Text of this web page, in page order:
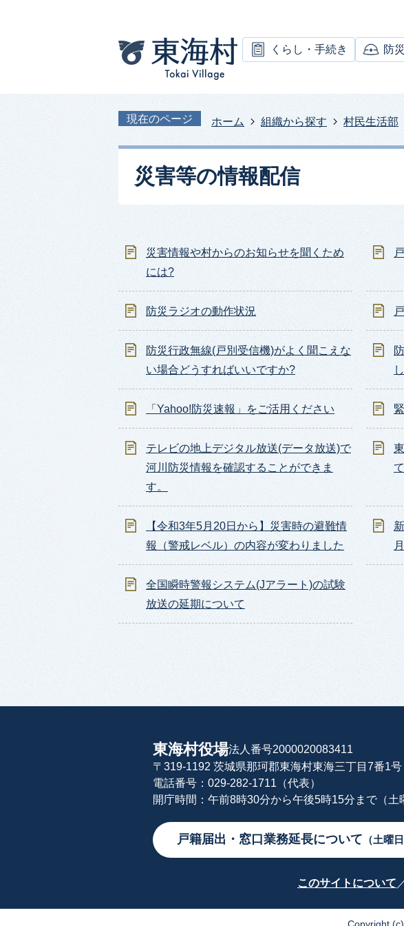
くらし・手続き 防
現在のページ ホーム 組織から探す 村民生活部
災害等の情報配信
災害情報や村からのお知らせを聞くため
には?
防災ラジオの動作状況
防災行政無線(戸別受信機)がよく聞こえな
い場合どうすればいいですか?
「Yahoo!防災速報」をご活用ください
テレビの地上デジタル放送(データ放送)で
河川防災情報を確認することができま
す。
て
【令和3年5月20日から】災害時の避難情
報（警戒レベル）の内容が変わりました
全国瞬時警報システム(Jアラート)の試験
放送の延期について
東海村役場法人番号2000020083411
〒319-1192 茨城県那珂郡東海村東海三丁目7番1号
電話番号：029-282-1711（代表）
開庁時間：午前8時30分から午後5時15分まで（
戸籍届出・窓口業務延長について （土曜
このサイトについて